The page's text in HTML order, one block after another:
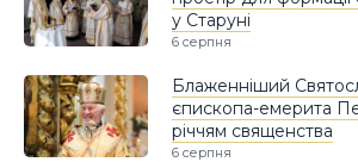
у Старуні
6 серпня
Блаженніший
єпископа-емерита
річчям священства
6 серпня